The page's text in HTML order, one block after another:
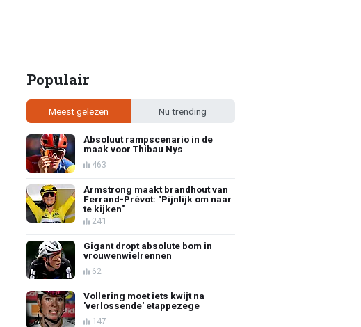
Populair
Meest gelezen Nu trending
Absoluut rampscenario in de
maak voor Thibau Nys
463
Armstrong maakt brandhout van
Ferrand-Prévot: "Pijnlijk om naar
te kijken"
241
Gigant dropt absolute bom in
vrouwenwielrennen
62
Vollering moet iets kwijt na
'verlossende' etappezege
147